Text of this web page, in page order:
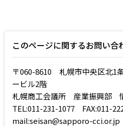
このページに関するお問い合
〒060-8610 札幌市中央区北1
ービル2階
札幌商工会議所 産業振興部
TEL:011-231-1077 FAX:011-
mail:seisan@sapporo-cci.or.jp